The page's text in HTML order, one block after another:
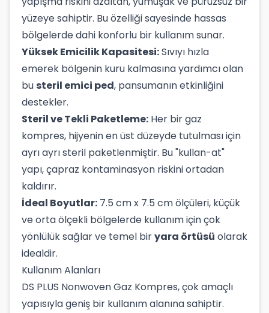
yüzeye sahiptir. Bu özelliği sayesinde hassas
bölgelerde dahi konforlu bir kullanım sunar.
Yüksek Emicilik Kapasitesi:Sıvıyı hızla
emerek bölgenin kuru kalmasına yardımcı olan
bu steril emici ped, pansumanın etkinliğini
destekler.
Steril ve Tekli Paketleme: Her bir gaz
kompres, hijyenin en üst düzeyde tutulması için
ayrı ayrı steril paketlenmiştir. Bu "kullan-at"
yapı, çapraz kontaminasyon riskini ortadan
kaldırır.
İdeal Boyutlar: 7.5 cm x 7.5 cm ölçüleri, küçük
ve orta ölçekli bölgelerde kullanım için çok
yönlülük sağlar ve temel biryara örtüsü olarak
idealdir.
Kullanım Alanları
DS PLUS Nonwoven Gaz Kompres, çok amaçlı
yapısıyla geniş bir kullanım alanına sahiptir.